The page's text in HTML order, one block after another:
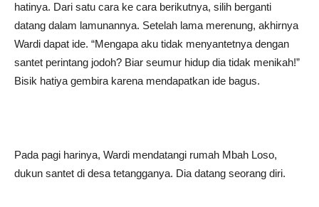
hatinya. Dari satu cara ke cara berikutnya, silih berganti
datang dalam lamunannya. Setelah lama merenung, akhirnya
Wardi dapat ide. “Mengapa aku tidak menyantetnya dengan
santet perintang jodoh? Biar seumur hidup dia tidak menikah!”
Bisik hatiya gembira karena mendapatkan ide bagus.
Pada pagi harinya, Wardi mendatangi rumah Mbah Loso,
dukun santet di desa tetangganya. Dia datang seorang diri.